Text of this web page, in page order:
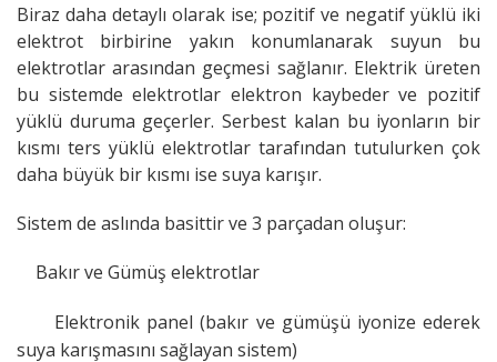
Biraz daha detaylı olarak ise; pozitif ve negatif yüklü iki
elektrot birbirine yakın konumlanarak suyun bu
elektrotlar arasından geçmesi sağlanır. Elektrik üreten
bu sistemde elektrotlar elektron kaybeder ve pozitif
yüklü duruma geçerler. Serbest kalan bu iyonların bir
kısmı ters yüklü elektrotlar tarafından tutulurken çok
daha büyük bir kısmı ise suya karışır.
Sistem de aslında basittir ve 3 parçadan oluşur:
Bakır ve Gümüş elektrotlar
Elektronik panel (bakır ve gümüşü iyonize ederek
suya karışmasını sağlayan sistem)